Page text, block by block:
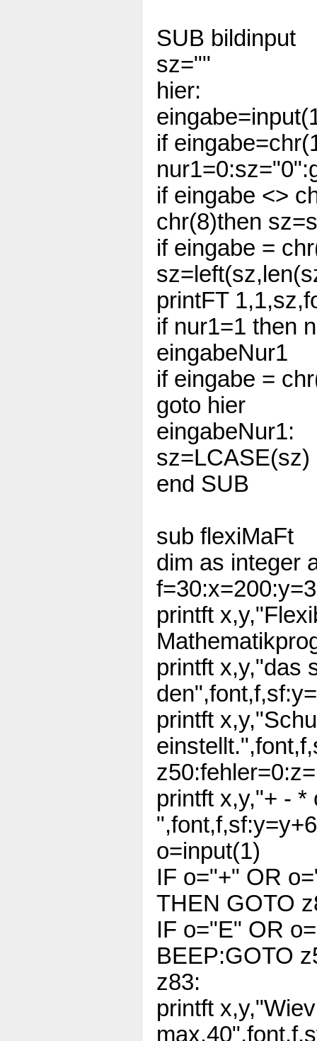
SUB bildinput
sz=""
hier:
if
if eingabe <>
chr(8)then
if eingabe =
printFT
if nur1=1 then
eingabeNur1
if eingabe =
goto hier
eingabeNur1:
sz=LCASE(sz)
end SUB
sub flexiMaFt
dim as integer
printft
printft x,y,"das
printft
printft x,y,"+ - *
o=input(1)
IF o="+" OR
THEN GOTO
IF o="E" OR
BEEP:GOTO
z83:
printft